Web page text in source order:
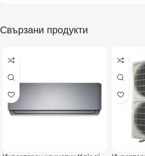
Свързани продукти